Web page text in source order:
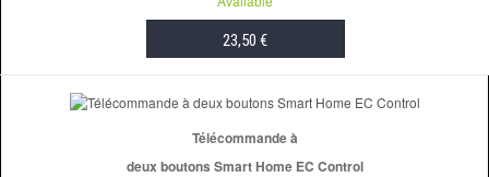
23,50 €
Télécommande à
deux boutons Smart Home EC Control